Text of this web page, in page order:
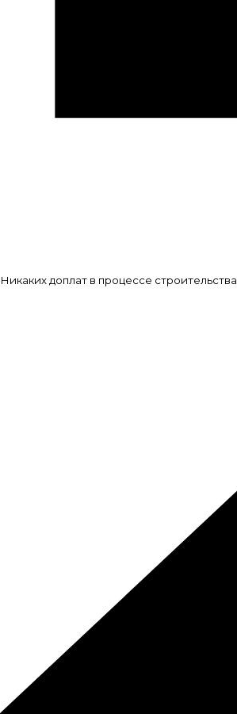
Никаких доплат в процессе строительства